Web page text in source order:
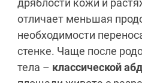
отличает меньшая
необходимости
стенке. Чаще после
тела – классической